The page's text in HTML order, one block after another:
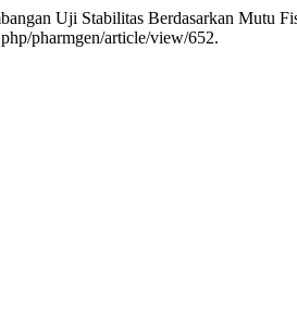
Uji Stabilitas Berdasarkan Mutu
pharmgen/article/view/652.